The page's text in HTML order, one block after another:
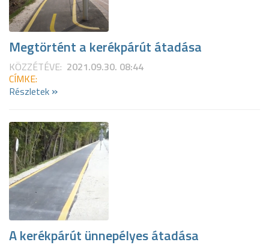
Megtörtént a kerékpárút átadása
KÖZZÉTÉVE: 2021.09.30. 08:44
CÍMKE:
Részletek »
A kerékpárút ünnepélyes átadása